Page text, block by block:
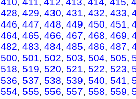
428, 429, 430, 431, 432, 433,
446, 447, 448, 449, 450, 451,
464, 465, 466, 467, 468, 469,
482, 483, 484, 485, 486, 487,
500, 501, 502, 503, 504, 505,
518, 519, 520, 521, 522, 523,
536, 537, 538, 539, 540, 541,
554, 555, 556, 557, 558, 559,